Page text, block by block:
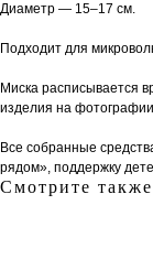
Диаметр — 15–17 см.
Подходит для
Миска расписывается
изделия на
Все собранные
рядом», поддержку
Смотрите также